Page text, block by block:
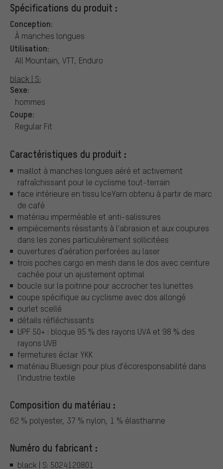
Spécifications du produit :
Conception:
À manches longues
Utilisation:
All Mountain, VTT, Enduro
black | S:
Sexe:
hommes
Coupe:
Regular Fit
Caractéristiques du produit :
maillot à manches longues aéré et activement
rafraîchissant pour le cyclisme tout-terrain
face intérieure en tissu IceYarn obtenu à partir de marc
de café
matériau imperméable et anti-salissures
empiècements résistants à l'abrasion et aux coupures
dans les zones particulièrement sollicitées
ouvertures d'aération perforées au laser
trois poches cargo en mesh dans le dos avec ceinture
cachée pour un ajustement optimal
boucle sur la poitrine pour accrocher tes lunettes
coupe spécifique au cyclisme avec dos allongé
ourlet scellé
détails réfléchissants
UPF 50+ : bloque 95 % des rayons UVA et 98 % des
rayons UVB
fermetures éclair YKK
matériau Bluesign pour plus d'écoresponsabilité dans
l'industrie textile
Composition du matériau :
62 % polyester, 37 % nylon, 1 % élasthanne
Numéro du fabricant :
black | S: 5024120801